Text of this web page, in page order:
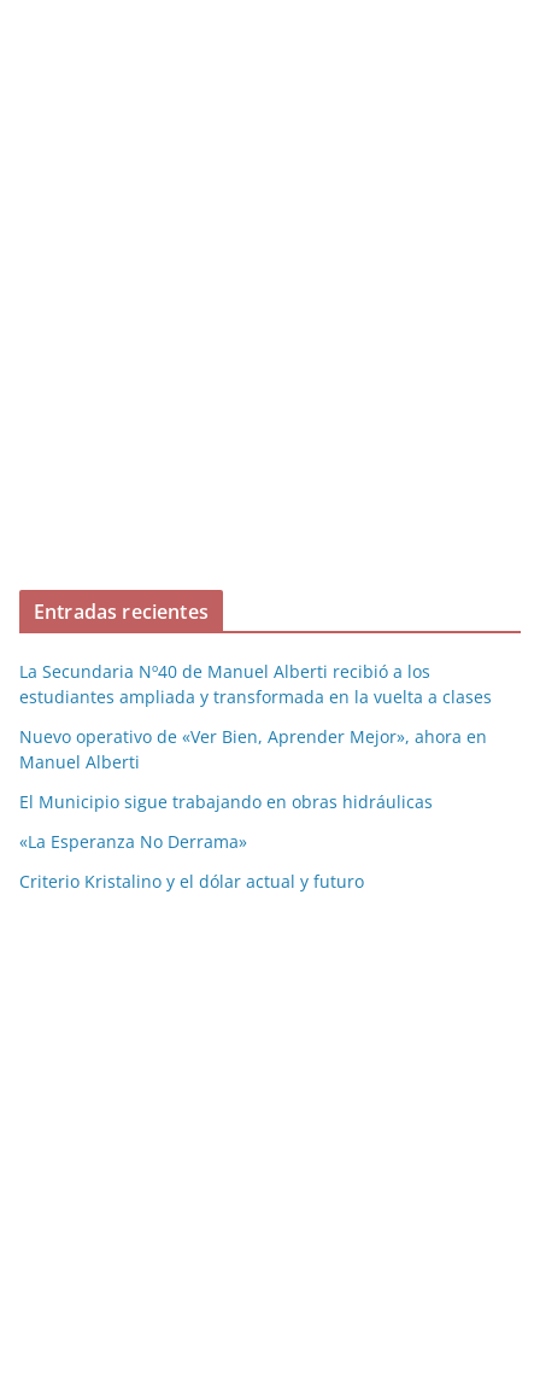
Entradas recientes
La Secundaria Nº40 de Manuel Alberti recibió a los
estudiantes ampliada y transformada en la vuelta a clases
Nuevo operativo de «Ver Bien, Aprender Mejor», ahora en
Manuel Alberti
El Municipio sigue trabajando en obras hidráulicas
«La Esperanza No Derrama»
Criterio Kristalino y el dólar actual y futuro